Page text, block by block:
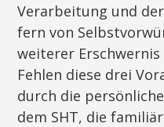
Verarbeitung und
fern von
weiterer
Fehlen diese drei
durch die
dem SHT, die